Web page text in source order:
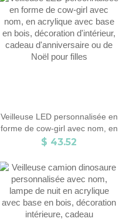
famille et amis.
Veilleuse LED personnalisée en
forme de cow-girl avec nom, en
acrylique avec base en bois,
d'anniversaire ou de Noël pour
filles
$ 43.52